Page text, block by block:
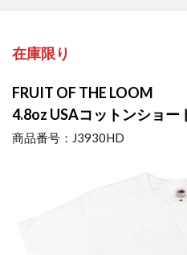
在庫限り
FRUIT OF THE LOOM
4.8oz USAコットンショー
商品番号：J3930HD